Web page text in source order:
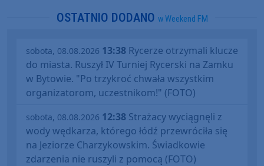
OSTATNIO DODANO w Weekend FM
sobota, 08.08.2026 13:38 Rycerze otrzymali klucze
do miasta. Ruszył IV Turniej Rycerski na Zamku
w Bytowie. "Po trzykroć chwała wszystkim
organizatorom, uczestnikom!" (FOTO)
sobota, 08.08.2026 12:38 Strażacy wyciągnęli z
wody wędkarza, którego łódź przewróciła się
na Jeziorze Charzykowskim. Świadkowie
zdarzenia nie ruszyli z pomocą (FOTO)